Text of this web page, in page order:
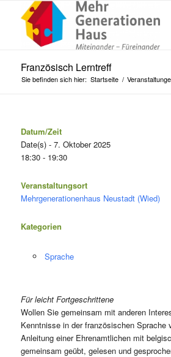
Französisch Lerntreff
Sie befinden sich hier: Startseite /
Datum/Zeit
Date(s) - 7. Oktober 2025
18:30 - 19:30
Veranstaltungsort
Mehrgenerationenhaus Neustadt (Wied)
Kategorien
Sprache
Für leicht Fortgeschrittene
Wollen Sie gemeinsam mit anderen
Kenntnisse in der französischen Sprache
Anleitung einer Ehrenamtlichen mit
gemeinsam geübt, gelesen und